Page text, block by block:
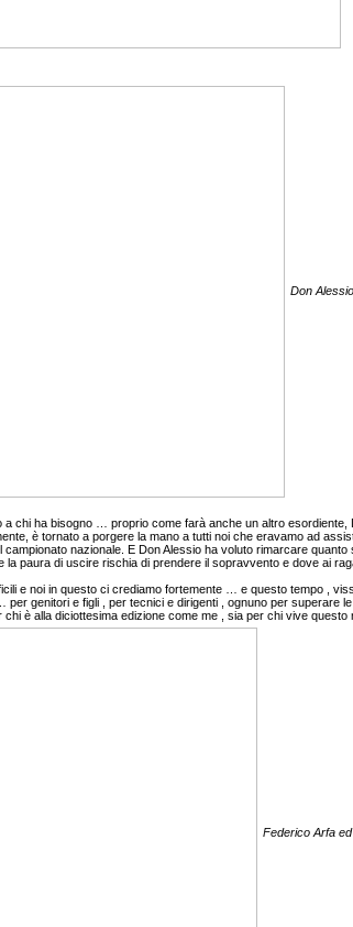
Don
chi ha bisogno … proprio come farà anche un altro esordiente,
è tornato a porgere la mano a tutti noi che eravamo ad
nazionale. E Don Alessio ha voluto rimarcare
paura di uscire rischia di prendere il sopravvento e dove ai
e noi in questo ci crediamo fortemente … e questo tempo ,
genitori e figli , per tecnici e dirigenti , ognuno per superare
è alla diciottesima edizione come me , sia per chi vive questo
Federico Arfa